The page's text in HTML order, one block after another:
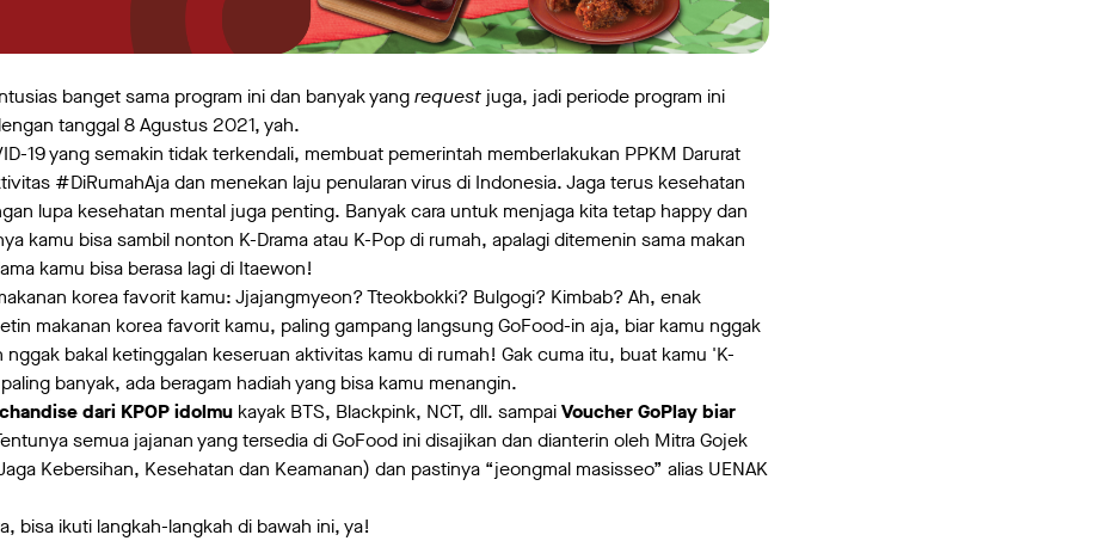
banget sama program ini dan banyak yangrequest juga, jadi periode program ini
tanggal 8 Agustus 2021, yah.
19 yang semakin tidak terkendali, membuat pemerintah memberlakukan PPKM Darurat
#DiRumahAja dan menekan laju penularan virus di Indonesia. Jaga terus kesehatan
lupa kesehatan mental juga penting. Banyak cara untuk menjaga kita tetap happy dan
kamu bisa sambil nonton K-Drama atau K-Pop di rumah, apalagi ditemenin sama makan
kamu bisa berasa lagi di Itaewon!
korea favorit kamu: Jjajangmyeon? Tteokbokki? Bulgogi? Kimbab? Ah, enak
makanan korea favorit kamu, paling gampang langsung GoFood-in aja, biar kamu nggak
nggak bakal ketinggalan keseruan aktivitas kamu di rumah! Gak cuma itu, buat kamu 'K-
banyak, ada beragam hadiah yang bisa kamu menangin.
dari KPOP idolmu kayak BTS, Blackpink, NCT, dll. sampaiVoucher GoPlay biar
semua jajanan yang tersedia di GoFood ini disajikan dan dianterin oleh Mitra Gojek
Kebersihan, Kesehatan dan Keamanan) dan pastinya “jeongmal masisseo” alias UENAK
bisa ikuti langkah-langkah di bawah ini, ya!